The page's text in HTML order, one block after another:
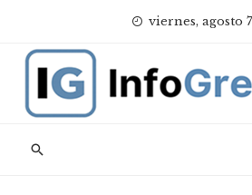
content
viernes, agosto 7